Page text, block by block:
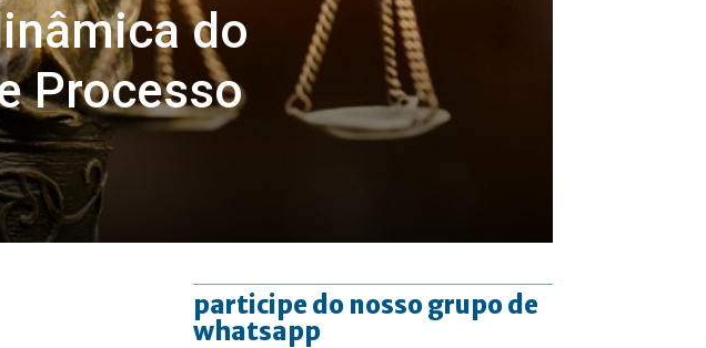
do
Processo
participe do nosso grupo de
whatsapp